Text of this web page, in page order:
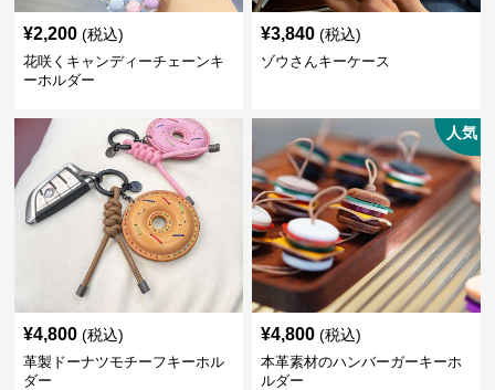
¥2,200 (税込)
花咲くキャンディーチェーンキ
ーホルダー
¥3,840 (税込)
ゾウさんキーケース
¥4,800 (税込)
革製ドーナツモチーフキーホル
ダー
人気
¥4,800 (税込)
本革素材のハンバーガーキーホ
ルダー